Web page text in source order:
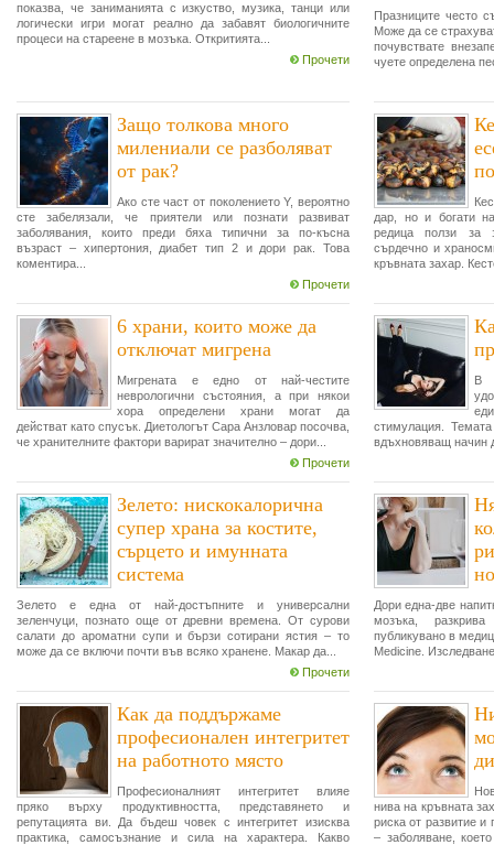
показва, че заниманията с изкуство, музика, танци или
логически игри могат реално да забавят биологичните
процеси на стареене в мозъка. Откритията...
Прочети
Празниците често
Може да се
почувствате
чуете определена
Защо толкова много
милениали се разболяват
от рак?
Ако сте част от поколението Y, вероятно
сте забелязали, че приятели или познати развиват
заболявания, които преди бяха типични за по-късна
възраст – хипертония, диабет тип 2 и дори рак. Това
коментира...
Прочети
дар, но и богати
редица ползи за
сърдечно и
кръвната захар.
6 храни, които може да
отключат мигрена
Мигрената е едно от най-честите
неврологични състояния, а при някои
хора определени храни могат да
действат като спусък. Диетологът Сара Анзловар посочва,
че хранителните фактори варират значително – дори...
Прочети
В
стимулация.
вдъхновяващ начин
Зелето: нискокалорична
супер храна за костите,
сърцето и имунната
система
Зелето е една от най-достъпните и универсални
зеленчуци, познато още от древни времена. От сурови
салати до ароматни супи и бързи сотирани ястия – то
може да се включи почти във всяко хранене. Макар да...
Прочети
Дори една-две
мозъка,
публикувано в
Medicine.
Как да поддържаме
професионален интегритет
на работното място
Професионалният интегритет влияе
пряко върху продуктивността, представянето и
репутацията ви. Да бъдеш човек с интегритет изисква
практика, самосъзнание и сила на характера. Какво
нива на кръвната
риска от развитие и
– заболяване,